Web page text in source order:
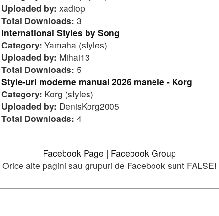
Uploaded by: xadiop
Total Downloads: 3
International Styles by Song
Category: Yamaha (styles)
Uploaded by: Mihai13
Total Downloads: 5
Style-uri moderne manual 2026 manele - Korg
Category: Korg (styles)
Uploaded by: DenisKorg2005
Total Downloads: 4
Facebook Page | Facebook Group
Orice alte pagini sau grupuri de Facebook sunt FALSE!